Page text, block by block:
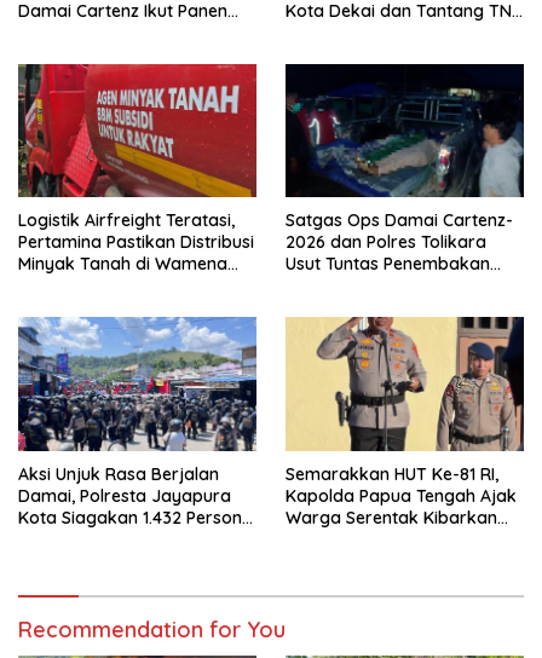
Damai Cartenz Ikut Panen
Kota Dekai dan Tantang TNI-
Logistik Airfreight Teratasi,
Pertamina Pastikan Distribusi
Minyak Tanah di Wamena
Satgas Ops Damai Cartenz-
2026 dan Polres Tolikara
Usut Tuntas Penembakan
Aksi Unjuk Rasa Berjalan
Damai, Polresta Jayapura
Kota Siagakan 1.432 Personel
Semarakkan HUT Ke-81 RI,
Kapolda Papua Tengah Ajak
Warga Serentak Kibarkan
Recommendation for You